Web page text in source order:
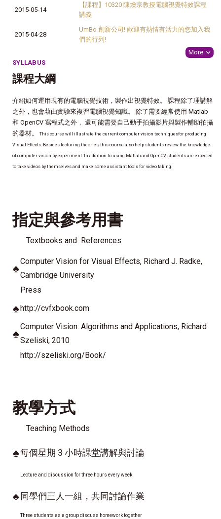
2015-05-14
【課程】10320 陳煥宗教授電腦視覺特效課程
講義
2015-04-28
UmBo 創新公司! 歡迎有熱情有活力的您加入我
們的行列!
More
SYLLABUS
課程大綱
介紹如何運用現有的電腦視覺技術，製作出視覺特效。 課程除了理講解
之外，也會藉由實驗來複習電腦視覺知識。 除了需要經常使用 Matlab
和 OpenCV 寫程式之外， 還可能需要自己動手拍攝影片與製作輔助拍攝
的器材。
This course will illustrate the current computer vision techniquesfor producing
Visual Effects. Besides lecturing theories, this course also help students review the knowledge
of computer vision by experiment. In addition to using Matlab and OpenCV, students are expected
to take videos by themselves and make some assistant tools for video taking.
指定與參考用書
Textbooks and References
♠
Computer Vision for Visual Effects, Richard J. Radke,
Cambridge University
Press
♠http://cvfxbook.com
♠
Computer Vision: Algorithms and Applications, Richard
Szeliski, 2010
http://szeliski.org/Book/
教學方式
Teaching Methods
♠每個星期 3 小時課堂講解與討論
Lecture and discussion for three hours every week
♠同學們三人一組，共同討論作業
Three students as a group discuss homework together